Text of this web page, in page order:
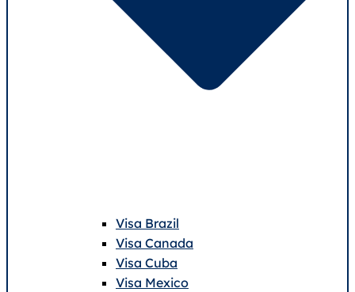
Visa Brazil
Visa Canada
Visa Cuba
Visa Mexico